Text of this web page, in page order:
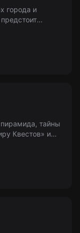
города и
тайны
Квестов» и